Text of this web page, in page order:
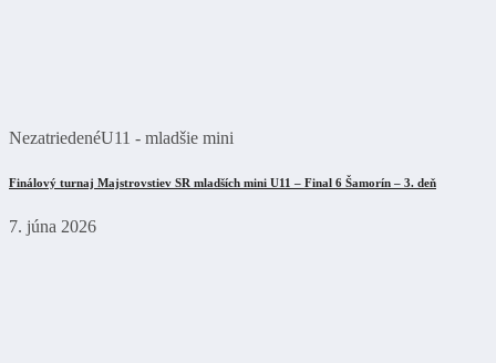
NezatriedenéU11 - mladšie mini
Finálový turnaj Majstrovstiev SR mladších mini U11 – Final 6 Šamorín – 3. deň
7. júna 2026